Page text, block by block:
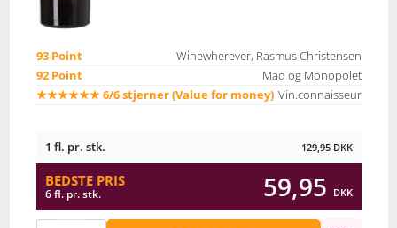
93 Point
Winewherever, Rasmus Christensen
92 Point
Mad og Monopolet
★★★★★★ 6/6 stjerner (Value for money) Vin.connaisseur
1 fl. pr. stk. 129,95 DKK
BEDSTE PRIS
6 fl. pr. stk. 59,95 DKK